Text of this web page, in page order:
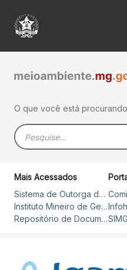
Pular para o Conteúdo
Bacia do
O que você está
Barra de busca
Mais Acessados
Sistema de Outorga de Direito de Uso de Recursos Hídricos – SOUT
Instituto Mineiro de Gestão das Águas
Repositório de Documentos